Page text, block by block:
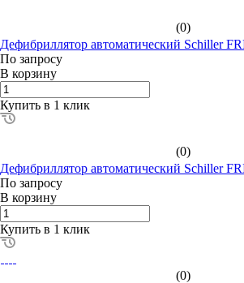
(0)
Дефибриллятор автоматический Schiller
По запросу
В корзину
Купить в 1 клик
(0)
Дефибриллятор автоматический Schiller
По запросу
В корзину
Купить в 1 клик
(0)